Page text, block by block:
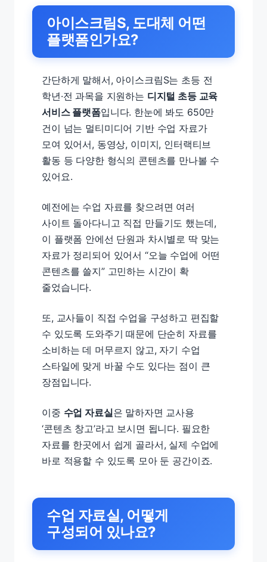
아이스크림S, 도대체 어떤
플랫폼인가요?
간단하게 말해서, 아이스크림S는 초등 전
학년·전 과목을 지원하는 디지털 초등 교육
서비스 플랫폼입니다. 한눈에 봐도 650만
건이 넘는 멀티미디어 기반 수업 자료가
모여 있어서, 동영상, 이미지, 인터랙티브
활동 등 다양한 형식의 콘텐츠를 만나볼 수
있어요.
예전에는 수업 자료를 찾으려면 여러
사이트 돌아다니고 직접 만들기도 했는데,
이 플랫폼 안에선 단원과 차시별로 딱 맞는
자료가 정리되어 있어서 “오늘 수업에 어떤
콘텐츠를 쓸지” 고민하는 시간이 확
줄었습니다.
또, 교사들이 직접 수업을 구성하고 편집할
수 있도록 도와주기 때문에 단순히 자료를
소비하는 데 머무르지 않고, 자기 수업
스타일에 맞게 바꿀 수도 있다는 점이 큰
장점입니다.
이중 수업 자료실은 말하자면 교사용
‘콘텐츠 창고’라고 보시면 됩니다. 필요한
자료를 한곳에서 쉽게 골라서, 실제 수업에
바로 적용할 수 있도록 모아 둔 공간이죠.
수업 자료실, 어떻게
구성되어 있나요?